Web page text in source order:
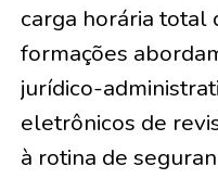
carga horária total
formações
jurídico-
eletrônicos de
à rotina de